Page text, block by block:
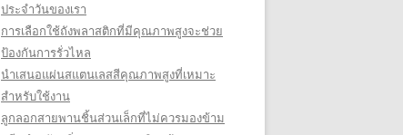
ประจำวันของเรา
การเลือกใช้ถังพลาสติกที่มีคุณภาพสูงจะช่วย
ป้องกันการรั่วไหล
นำเสนอแผ่นสแตนเลสสีคุณภาพสูงที่เหมาะ
สำหรับใช้งาน
ลูกลอกสายพานชิ้นส่วนเล็กที่ไม่ควรมองข้าม